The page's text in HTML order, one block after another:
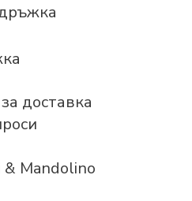
доставка
Mandolino